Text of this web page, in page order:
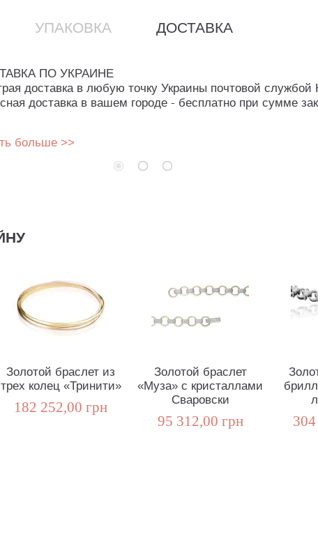
УПАКОВКА ДОСТАВКА
ПО УКРАИНЕ
доставка в любую точку Украины почтовой службой
доставка в вашем городе - бесплатно при сумме
больше >>
Золотой браслет из
трех колец «Тринити»
182 252,00 грн
Золотой браслет
«Муза» с кристаллами
Сваровски
95 312,00 грн